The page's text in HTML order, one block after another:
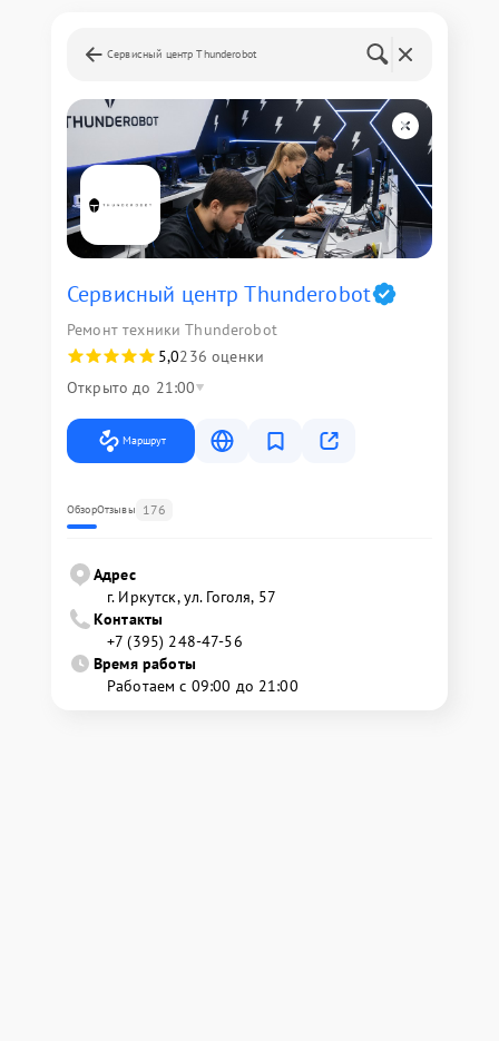
Сервисный центр Thunderobot
Сервисный центр Thunderobot
Ремонт техники Thunderobot
5,0236 оценки
Открыто до 21:00
Маршрут
ОбзорОтзывы 176
Адрес
г. Иркутск, ул. ​Гоголя, 57
Контакты
+7 (395) 248-47-56
Время работы
Работаем с 09:00 до 21:00